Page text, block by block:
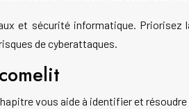
et sécurité informatique.
de cyberattaques.
vous aide à identifier et